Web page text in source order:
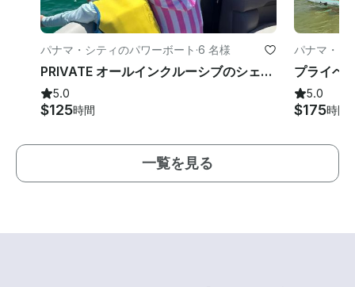
パナマ・シティのパワーボート ·6 名様
PRIVATE オールインクルーシブのシェルアイランドチャーター!!真新しいラグジュアリー・トリトゥーン!!23 フィート
5.0
$125時間
パナマ・シ
5.0
$175時間
一覧を見る